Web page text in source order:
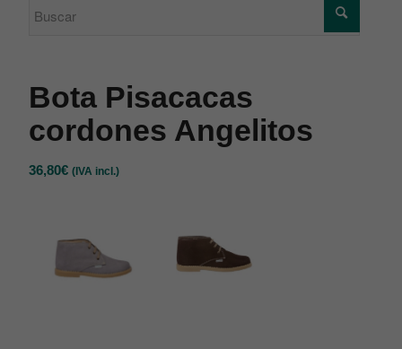
Bota Pisacacas
cordones Angelitos
36,80€ (IVA incl.)